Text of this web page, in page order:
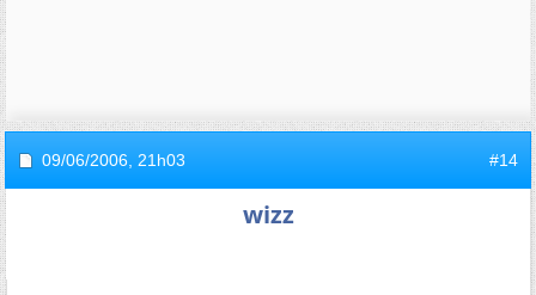
09/06/2006, 21h03 #14
wizz